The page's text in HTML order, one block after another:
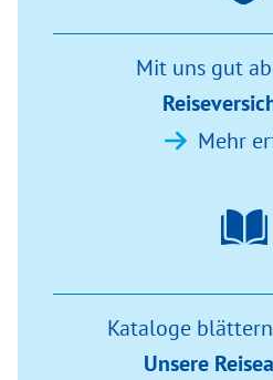
Mit uns gut
Mehr
Kataloge
Unsere